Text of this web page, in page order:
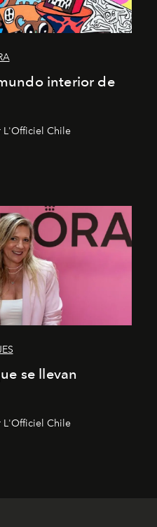
interior de
L'Officiel Chile
se llevan
L'Officiel Chile